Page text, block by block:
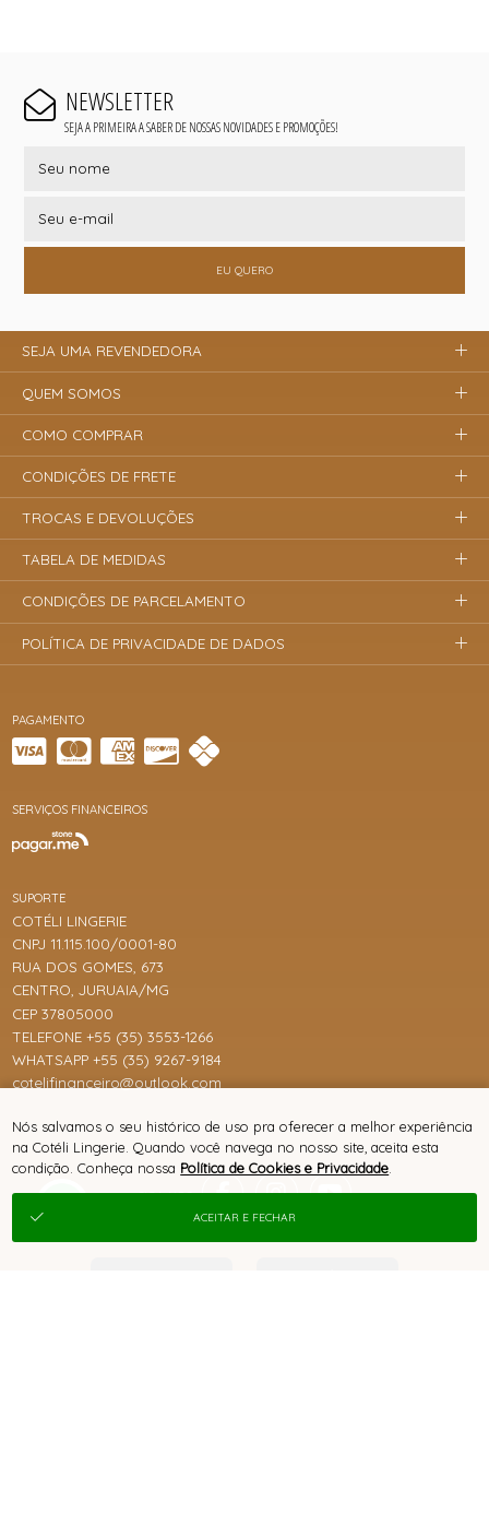
NEWSLETTER
SEJA A PRIMEIRA A SABER DE NOSSAS NOVIDADES E PROMOÇÕES!
EU QUERO
PAGAMENTO
SERVIÇOS FINANCEIROS
SUPORTE
COTÉLI LINGERIE
CNPJ 11.115.100/0001-80
RUA DOS GOMES, 673
CENTRO, JURUAIA/MG
CEP 37805000
TELEFONE +55 (35) 3553-1266
WHATSAPP +55 (35) 9267-9184
cotelifinanceiro@outlook.com
SEJA UMA REVENDEDORA
QUEM SOMOS
COMO COMPRAR
CONDIÇÕES DE FRETE
TROCAS E DEVOLUÇÕES
TABELA DE MEDIDAS
CONDIÇÕES DE PARCELAMENTO
POLÍTICA DE PRIVACIDADE DE DADOS
Nós salvamos o seu histórico de uso pra oferecer a melhor experiência
na Cotéli Lingerie. Quando você navega no nosso site, aceita esta
condição. Conheça nossa Política de Cookies e Privacidade
ACEITAR E FECHAR